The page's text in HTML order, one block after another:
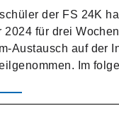
der FS 24K
2024 für drei
Austausch auf der
Im